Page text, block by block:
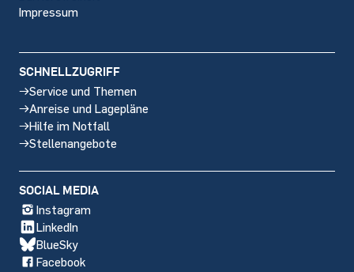
Impressum
SCHNELLZUGRIFF
Service und Themen
Anreise und Lagepläne
Hilfe im Notfall
Stellenangebote
SOCIAL MEDIA
Instagram
LinkedIn
BlueSky
Facebook